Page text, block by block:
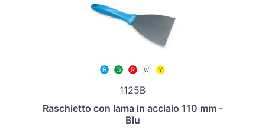
1125B
Raschietto con lama in acciaio 110 mm -
Blu